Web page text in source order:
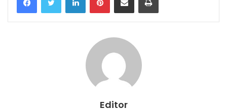
Editor